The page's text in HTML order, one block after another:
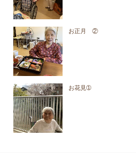
お正月 ②
お花見➀